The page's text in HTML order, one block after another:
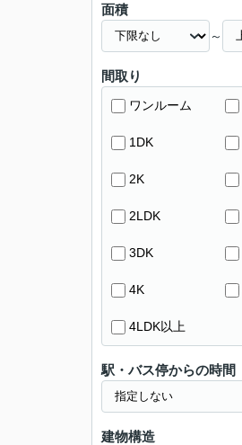
面積
～
間取り
ワンルーム
1DK
2K
2LDK
3DK
4K
4LDK以上
駅・バス停からの時間
建物構造